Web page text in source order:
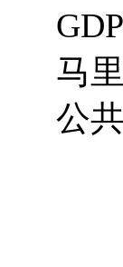
马
公
欧